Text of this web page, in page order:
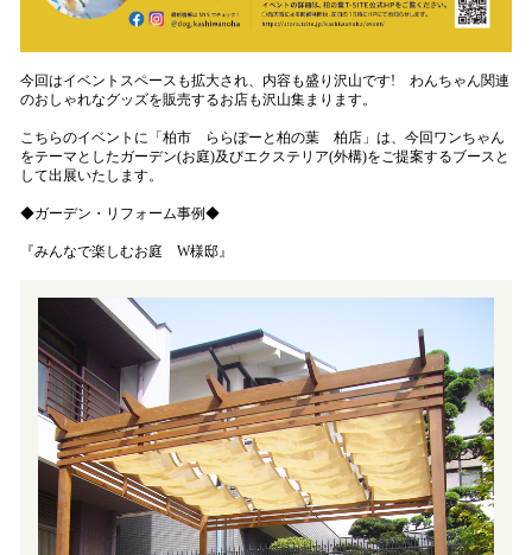
今回はイベントスペースも拡大され、内容も盛り沢山です! わんちゃん関連
のおしゃれなグッズを販売するお店も沢山集まります。
こちらのイベントに「柏市 ららぽーと柏の葉 柏店」は、今回ワンちゃん
をテーマとしたガーデン(お庭)及びエクステリア(外構)をご提案するブースと
して出展いたします。
◆ガーデン・リフォーム事例◆
『みんなで楽しむお庭 W様邸』